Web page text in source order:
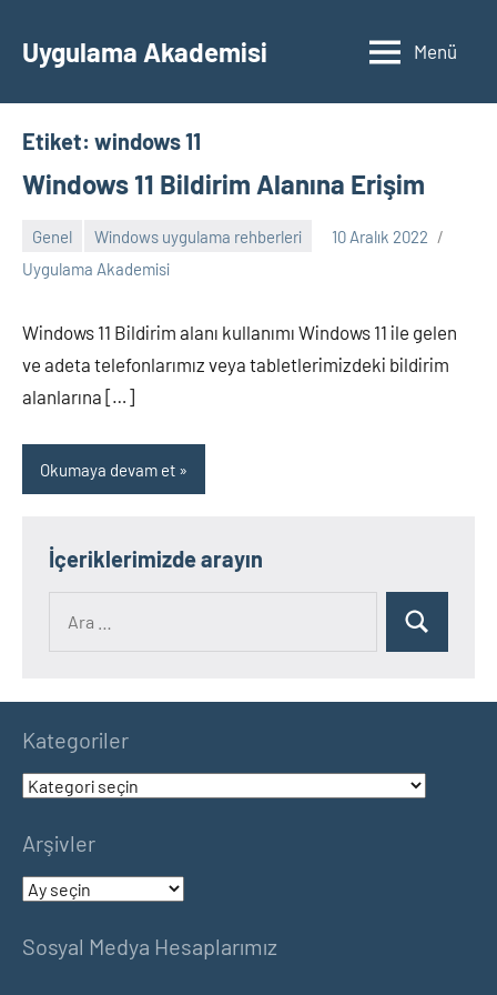
geçUygulama Akademisi Menü
Etiket: windows 11
Windows 11 Bildirim Alanına Erişim
Genel Windows uygulama rehberleri
10 Aralık 2022
Uygulama Akademisi
Yorum
Windows 11 Bildirim alanı kullanımı Windows 11 ile gelen
ve adeta telefonlarımız veya tabletlerimizdeki bildirim
alanlarına […]
Okumaya devam et
İçeriklerimizde arayın
Ara
Kategoriler
Kategoriler
Arşivler
Arşivler
Sosyal Medya Hesaplarımız